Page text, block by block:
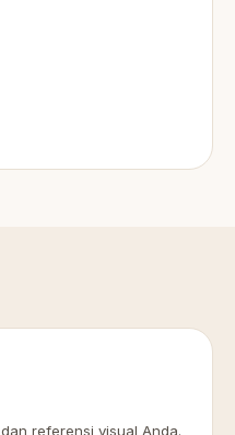
referensi visual Anda.